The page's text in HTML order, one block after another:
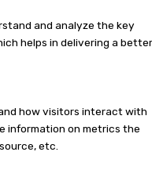
and analyze the key
helps in delivering a better
how visitors interact with
information on metrics the
etc.